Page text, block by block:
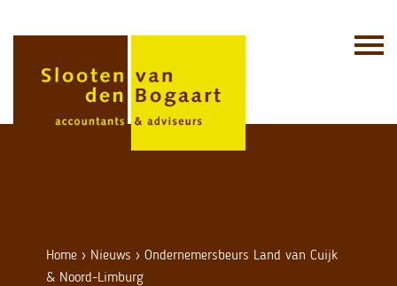
Home › Nieuws ›Ondernemersbeurs Land van Cuijk
& Noord-Limburg